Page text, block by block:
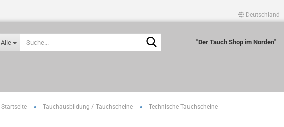
Deutschland
Alle "Der Tauch Shop im Norden"
Startseite » Tauchausbildung / Tauchscheine » Technische Tauchscheine